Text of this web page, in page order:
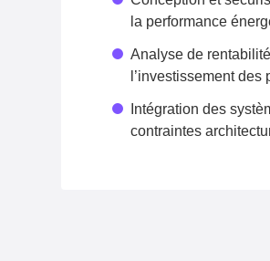
la performance
Analyse de
l’investissement
Intégration des
contraintes